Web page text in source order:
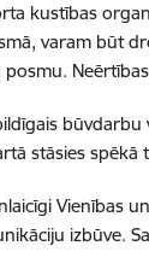
kustības
varam būt
stāsies
Vienības
izbūve.